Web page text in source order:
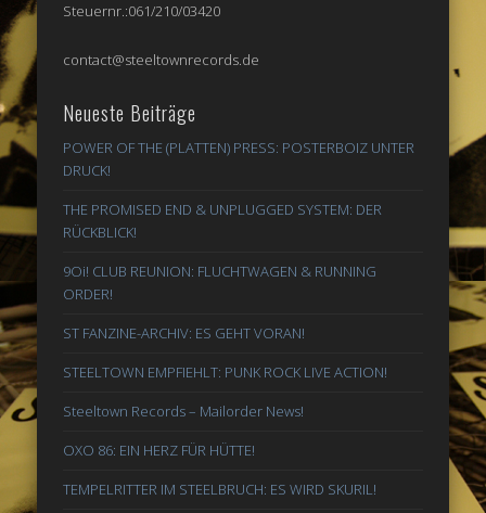
Steuernr.:061/210/03420
contact@steeltownrecords.de
Neueste Beiträge
POWER OF THE (PLATTEN) PRESS: POSTERBOIZ UNTER
DRUCK!
THE PROMISED END & UNPLUGGED SYSTEM: DER
RÜCKBLICK!
9Oi! CLUB REUNION: FLUCHTWAGEN & RUNNING
ORDER!
ST FANZINE-ARCHIV: ES GEHT VORAN!
STEELTOWN EMPFIEHLT: PUNK ROCK LIVE ACTION!
Steeltown Records – Mailorder News!
OXO 86: EIN HERZ FÜR HÜTTE!
TEMPELRITTER IM STEELBRUCH: ES WIRD SKURIL!